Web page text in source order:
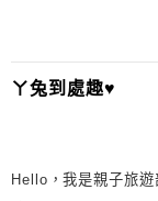
ㄚ兔到處趣♥
Hello，我是親子旅